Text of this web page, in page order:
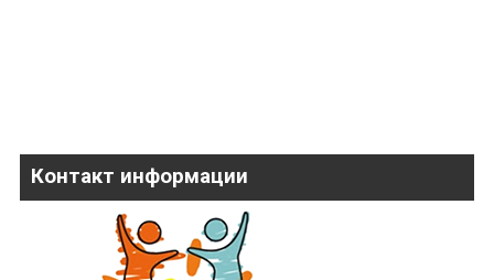
Контакт информации